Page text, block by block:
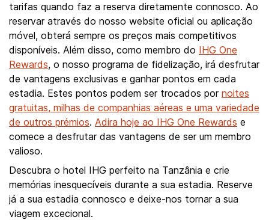
tarifas quando faz a reserva diretamente connosco. Ao
reservar através do nosso website oficial ou aplicação
móvel, obterá sempre os preços mais competitivos
disponíveis. Além disso, como membro do IHG One
Rewards, o nosso programa de fidelização, irá desfrutar
de vantagens exclusivas e ganhar pontos em cada
estadia. Estes pontos podem ser trocados por noites
gratuitas, milhas de companhias aéreas e uma variedade
de outros prémios. Adira hoje ao IHG One Rewards e
comece a desfrutar das vantagens de ser um membro
valioso.
Descubra o hotel IHG perfeito na Tanzânia e crie
memórias inesquecíveis durante a sua estadia. Reserve
já a sua estadia connosco e deixe-nos tornar a sua
viagem excecional.